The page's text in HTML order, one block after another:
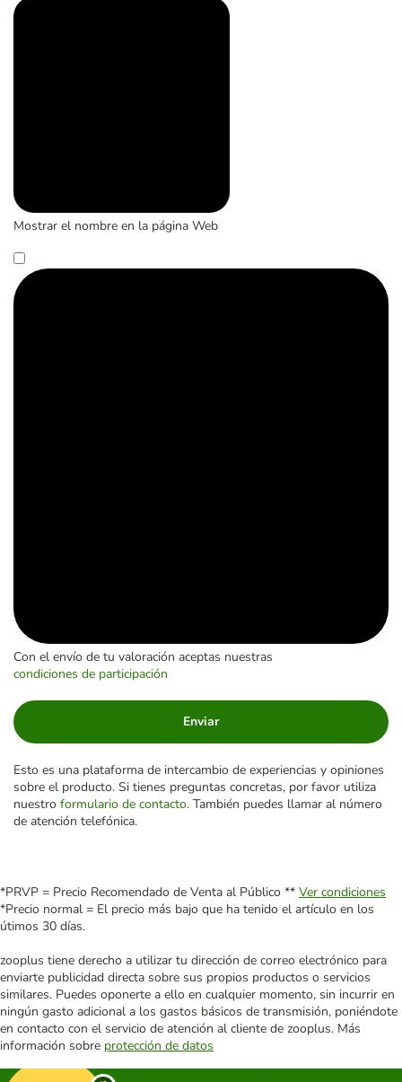
Mostrar el nombre en la página Web
Con el envío de tu valoración aceptas nuestras
condiciones de participación
Enviar
Esto es una plataforma de intercambio de experiencias y opiniones
sobre el producto. Si tienes preguntas concretas, por favor utiliza
nuestro formulario de contacto. También puedes llamar al número
de atención telefónica.
*PRVP = Precio Recomendado de Venta al Público ** Ver condiciones
*Precio normal = El precio más bajo que ha tenido el artículo en los
útimos 30 días.
zooplus tiene derecho a utilizar tu dirección de correo electrónico para
enviarte publicidad directa sobre sus propios productos o servicios
similares. Puedes oponerte a ello en cualquier momento, sin incurrir en
ningún gasto adicional a los gastos básicos de transmisión, poniéndote
en contacto con el servicio de atención al cliente de zooplus. Más
información sobre protección de datos